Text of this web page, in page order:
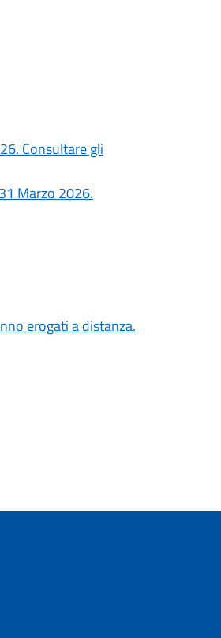
Consultare gli
Marzo 2026.
erogati a distanza.